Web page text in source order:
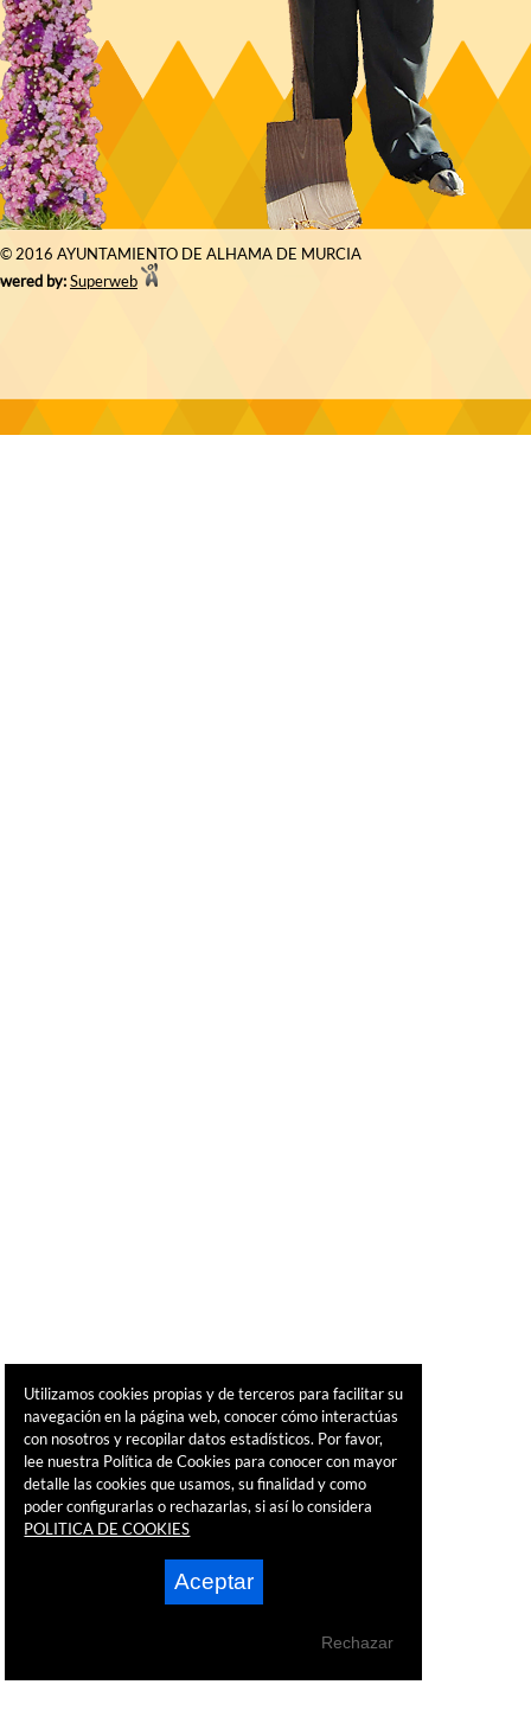
© 2016 AYUNTAMIENTO DE ALHAMA DE MURCIA
by:Superweb
Utilizamos cookies propias y de terceros para facilitar su
navegación en la página web, conocer cómo interactúas
con nosotros y recopilar datos estadísticos. Por favor,
lee nuestra Política de Cookies para conocer con mayor
detalle las cookies que usamos, su finalidad y como
poder configurarlas o rechazarlas, si así lo considera
POLITICA DE COOKIES
Aceptar
Rechazar